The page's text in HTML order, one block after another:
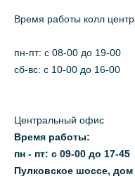
Время работы колл
пн-пт: c 08-00 до 19-00
сб-вс: с 10-00 до 16-00
Центральный офис
Время работы:
пн - пт: с 09-00 до 17-45
Пулковское шоссе, дом